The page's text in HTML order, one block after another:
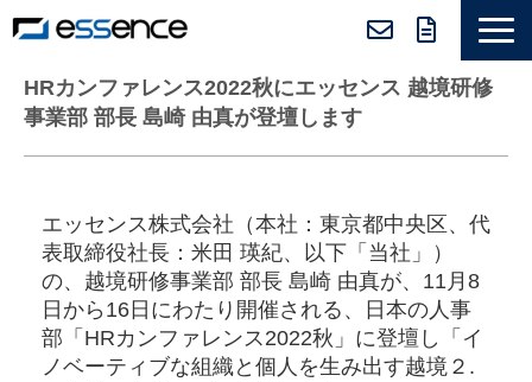
サービス紹介
ニュース＆トピックス
導入事例
採用情報
セミナー＆コラム
HRカンファレンス2022秋にエッセンス 越境研修
事業部 部長 島崎 由真が登壇します
エッセンス株式会社（本社：東京都中央区、代
表取締役社長：⽶⽥ 瑛紀​​、以下「当社」）
の、越境研修事業部 部長 島崎 由真が、11月8
日から16日にわたり開催される、日本の人事
部「HRカンファレンス2022秋」に登壇し「イ
ノベーティブな組織と個人を生み出す越境２.